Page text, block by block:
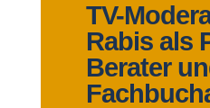
TV-
Rabis als
Berater